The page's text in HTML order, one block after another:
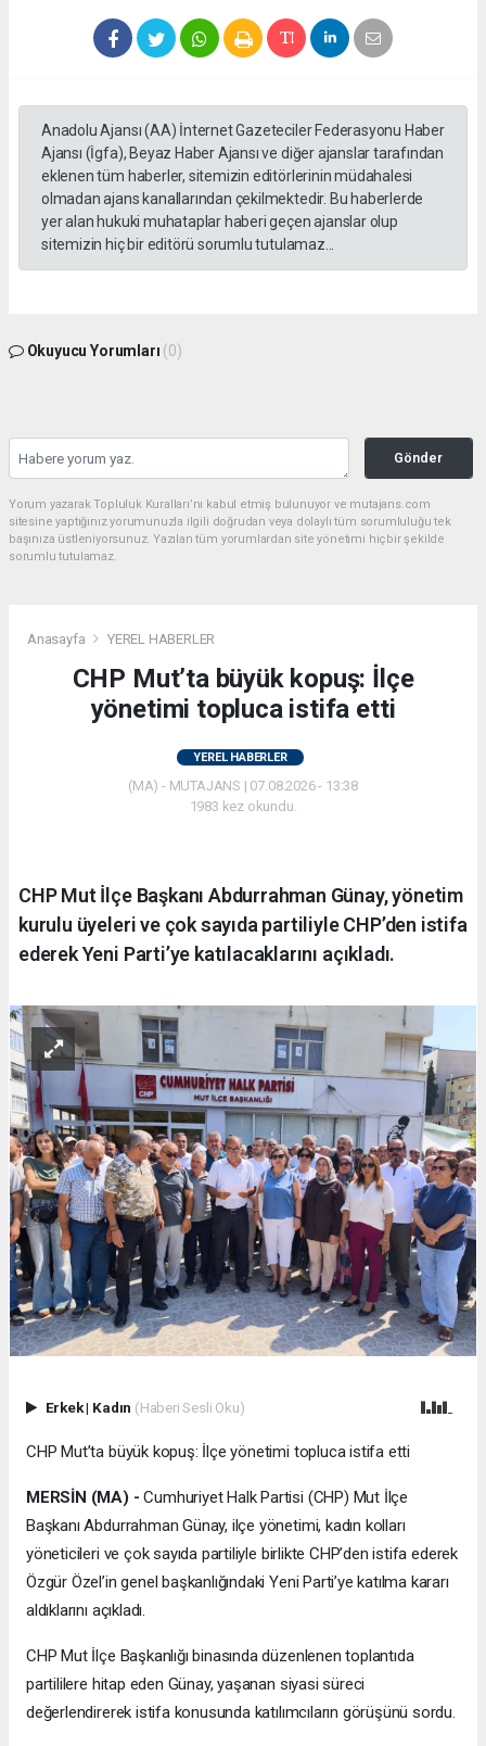
Anadolu Ajansı (AA) İnternet Gazeteciler Federasyonu Haber
Ajansı (İgfa), Beyaz Haber Ajansı ve diğer ajanslar tarafından
eklenen tüm haberler, sitemizin editörlerinin müdahalesi
olmadan ajans kanallarından çekilmektedir. Bu haberlerde
yer alan hukuki muhataplar haberi geçen ajanslar olup
sitemizin hiç bir editörü sorumlu tutulamaz...
Okuyucu Yorumları (0)
Gönder
Yorum yazarak Topluluk Kuralları’nı kabul etmiş bulunuyor ve mutajans.com
sitesine yaptığınız yorumunuzla ilgili doğrudan veya dolaylı tüm sorumluluğu tek
başınıza üstleniyorsunuz. Yazılan tüm yorumlardan site yönetimi hiçbir şekilde
sorumlu tutulamaz.
Anasayfa YEREL HABERLER
CHP Mut’ta büyük kopuş: İlçe
yönetimi topluca istifa etti
YEREL HABERLER
(MA) - MUTAJANS | 07.08.2026 - 13:38
1983 kez okundu.
CHP Mut İlçe Başkanı Abdurrahman Günay, yönetim
kurulu üyeleri ve çok sayıda partiliyle CHP’den istifa
ederek Yeni Parti’ye katılacaklarını açıkladı.
Erkek| Kadın (Haberi Sesli Oku)
CHP Mut’ta büyük kopuş: İlçe yönetimi topluca istifa etti
MERSİN (MA) - Cumhuriyet Halk Partisi (CHP) Mut İlçe
Başkanı Abdurrahman Günay, ilçe yönetimi, kadın kolları
yöneticileri ve çok sayıda partiliyle birlikte CHP’den istifa ederek
Özgür Özel’in genel başkanlığındaki Yeni Parti’ye katılma kararı
aldıklarını açıkladı.
CHP Mut İlçe Başkanlığı binasında düzenlenen toplantıda
partililere hitap eden Günay, yaşanan siyasi süreci
değerlendirerek istifa konusunda katılımcıların görüşünü sordu.